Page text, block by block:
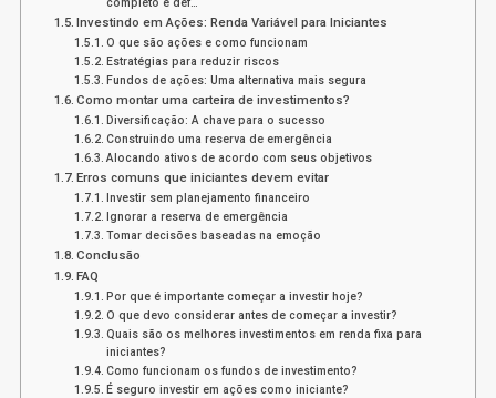
completo e def…
Investindo em Ações: Renda Variável para Iniciantes
O que são ações e como funcionam
Estratégias para reduzir riscos
Fundos de ações: Uma alternativa mais segura
Como montar uma carteira de investimentos?
Diversificação: A chave para o sucesso
Construindo uma reserva de emergência
Alocando ativos de acordo com seus objetivos
Erros comuns que iniciantes devem evitar
Investir sem planejamento financeiro
Ignorar a reserva de emergência
Tomar decisões baseadas na emoção
Conclusão
FAQ
Por que é importante começar a investir hoje?
O que devo considerar antes de começar a investir?
Quais são os melhores investimentos em renda fixa para
iniciantes?
Como funcionam os fundos de investimento?
É seguro investir em ações como iniciante?